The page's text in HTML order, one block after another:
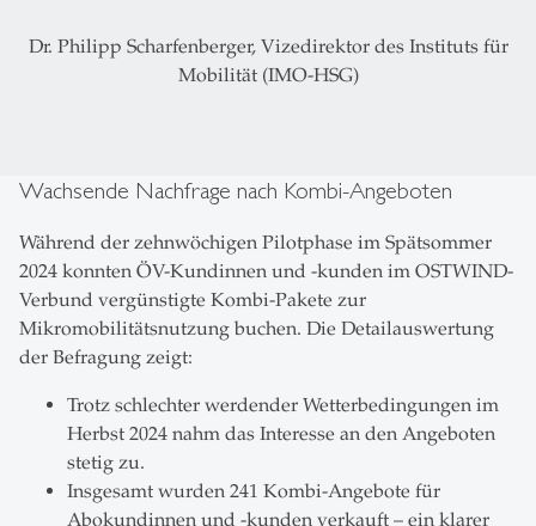
Dr. Philipp Scharfenberger, Vizedirektor des Instituts für
Mobilität (IMO-HSG)
Wachsende Nachfrage nach Kombi-Angeboten
Während der zehnwöchigen Pilotphase im Spätsommer
2024 konnten ÖV-Kundinnen und -kunden im OSTWIND-
Verbund vergünstigte Kombi-Pakete zur
Mikromobilitätsnutzung buchen. Die Detailauswertung
der Befragung zeigt:
Trotz schlechter werdender Wetterbedingungen im
Herbst 2024 nahm das Interesse an den Angeboten
stetig zu.
Insgesamt wurden 241 Kombi-Angebote für
Abokundinnen und -kunden verkauft – ein klarer